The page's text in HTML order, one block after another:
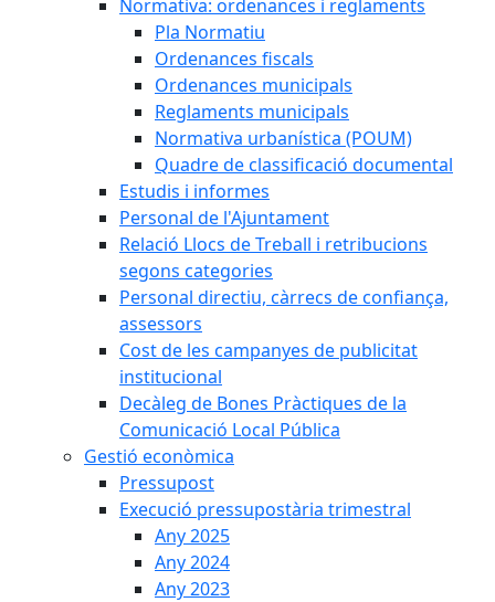
Normativa: ordenances i reglaments
Pla Normatiu
Ordenances fiscals
Ordenances municipals
Reglaments municipals
Normativa urbanística (POUM)
Quadre de classificació documental
Estudis i informes
Personal de l'Ajuntament
Relació Llocs de Treball i retribucions
segons categories
Personal directiu, càrrecs de confiança,
assessors
Cost de les campanyes de publicitat
institucional
Decàleg de Bones Pràctiques de la
Comunicació Local Pública
Gestió econòmica
Pressupost
Execució pressupostària trimestral
Any 2025
Any 2024
Any 2023